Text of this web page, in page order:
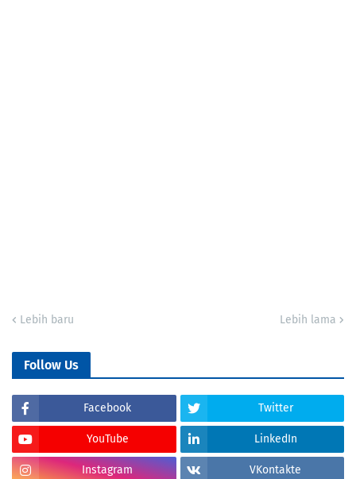
Lebih baru Lebih lama
Follow Us
Facebook Twitter
YouTube LinkedIn
Instagram VKontakte